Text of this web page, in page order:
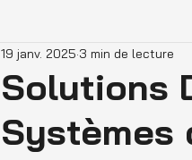
Solutions
Systèmes
19 janv. 2025 3 min de lecture